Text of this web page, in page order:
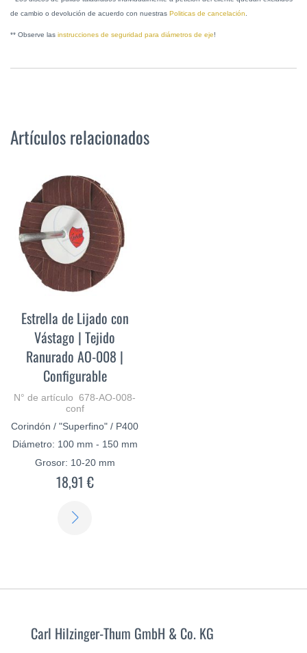
de cambio o devolución de acuerdo con nuestras Politicas de cancelación
** Observe las instrucciones de seguridad para diámetros de eje!
Artículos relacionados
Estrella de Lijado con
Vástago | Tejido
Ranurado AO-008 |
Configurable
N° de artículo 678-AO-008-
conf
Corindón / "Superfino" / P400
Diámetro: 100 mm - 150 mm
Grosor: 10-20 mm
18,91 €
Carl Hilzinger-Thum GmbH & Co. KG